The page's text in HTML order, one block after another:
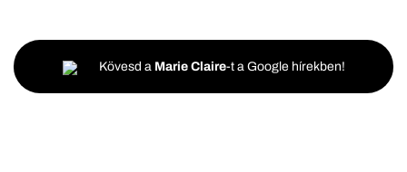
Kövesd a Marie Claire-t a Google hírekben!